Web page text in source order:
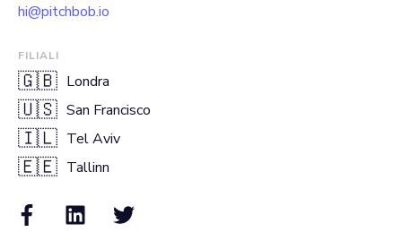
hi@pitchbob.io
FILIALI
🇬🇧 Londra
🇺🇸 San Francisco
🇮🇱 Tel Aviv
🇪🇪 Tallinn